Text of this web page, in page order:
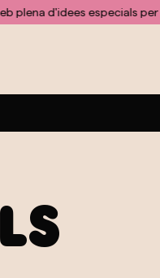
especials per regalar o